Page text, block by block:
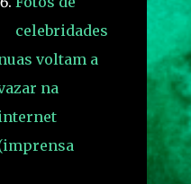
celebridades
voltam a
na